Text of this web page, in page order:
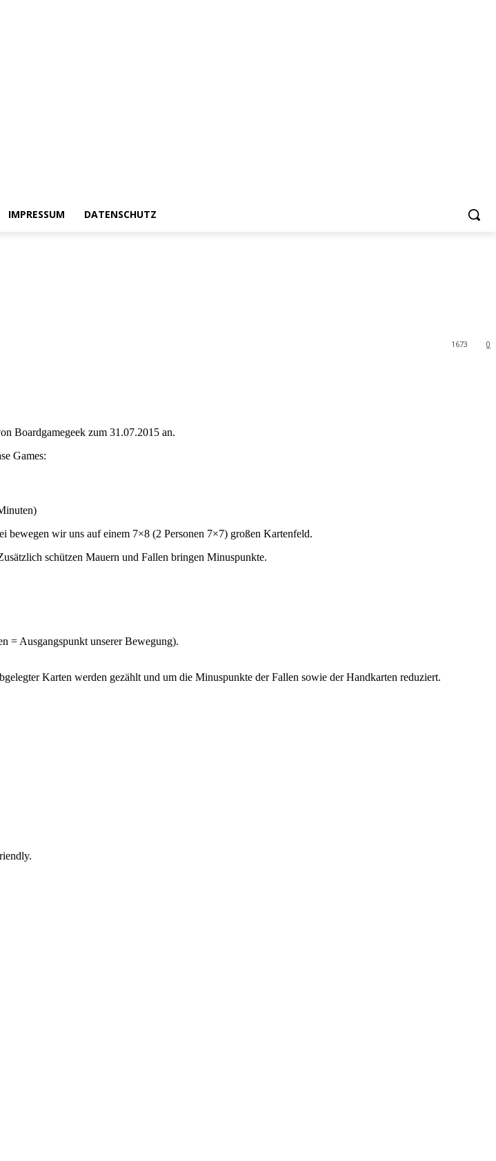
IMPRESSUM DATENSCHUTZ
0
1673
Boardgamegeek zum 31.07.2015 an.
Games:
bewegen wir uns auf einem 7×8 (2 Personen 7×7) großen Kartenfeld.
schützen Mauern und Fallen bringen Minuspunkte.
= Ausgangspunkt unserer Bewegung).
Karten werden gezählt und um die Minuspunkte der Fallen sowie der Handkarten reduziert.